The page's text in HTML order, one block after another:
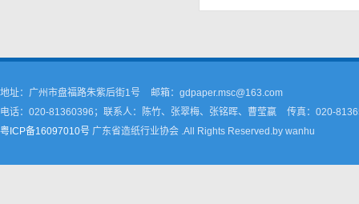
地址：广州市盘福路朱紫后街1号
邮箱：gdpaper.msc@163.com
电话：020-81360396；联系人：陈竹、张翠梅、张铭晖、曹莹嬴
传真：020-
粤ICP备16097010号 广东省造纸行业协会 .All Rights Reserved.by wanhu